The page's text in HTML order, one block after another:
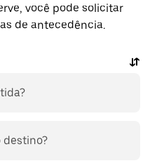
você pode solicitar
de antecedência.
destino?